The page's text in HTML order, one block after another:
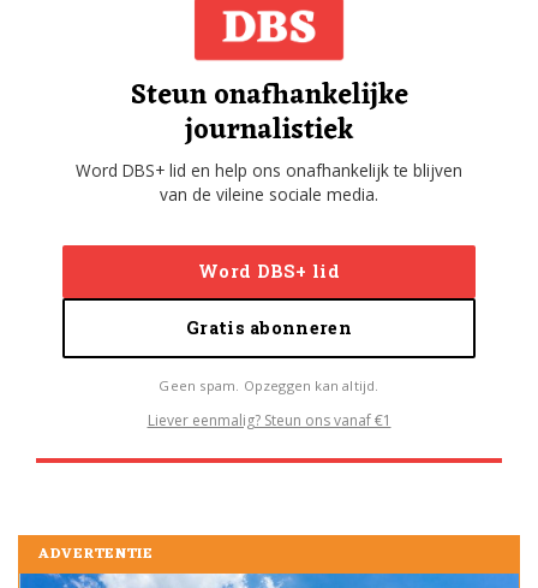
Steun onafhankelijke
journalistiek
Word DBS+ lid en help ons onafhankelijk te blijven
van de vileine sociale media.
Word DBS+ lid
Gratis abonneren
Geen spam. Opzeggen kan altijd.
Liever eenmalig? Steun ons vanaf €1
ADVERTENTIE